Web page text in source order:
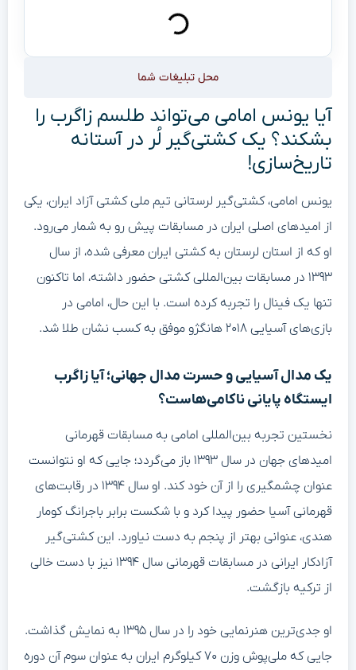
محل تبلیغات شما
آیا یونس امامی می‌تواند طلسم زاگرب را
بشکند؟ یک کشتی‌گیر لُر در آستانه
تاریخ‌سازی!
یونس امامی، کشتی‌گیر لرستانی تیم ملی کشتی آزاد ایران، یکی
از امیدهای اصلی ایران در مسابقات پیش رو به شمار می‌رود.
او که از استان لرستان به کشتی ایران معرفی شده، از سال
۱۳۹۳ در مسابقات بین‌المللی کشتی حضور داشته، اما تاکنون
تنها یک فینال را تجربه کرده است. با این حال، امامی در
بازی‌های آسیایی ۲۰۱۸ هانگژو موفق به کسب نشان طلا شد.
یک مدال آسیایی و حسرت مدال جهانی؛ آیا زاگرب
ایستگاه پایانی ناکامی‌هاست؟
نخستین تجربه بین‌المللی امامی به مسابقات قهرمانی
امیدهای جهان در سال ۱۳۹۳ باز می‌گردد؛ جایی که او نتوانست
عنوان چشمگیری را از آن خود کند. او سال ۱۳۹۴ در رقابت‌های
قهرمانی آسیا حضور پیدا کرد و با شکست برابر باجرانگ کومار
هندی، عنوانی بهتر از پنجم به دست نیاورد. این کشتی‌گیر
آزادکار ایرانی در مسابقات قهرمانی سال ۱۳۹۴ نیز با دست خالی
از ترکیه بازگشت.
او جدی‌ترین هنرنمایی خود را در سال ۱۳۹۵ به نمایش گذاشت.
جایی که ملی‌پوش وزن ۷۰ کیلوگرم ایران به عنوان سوم آن دوره